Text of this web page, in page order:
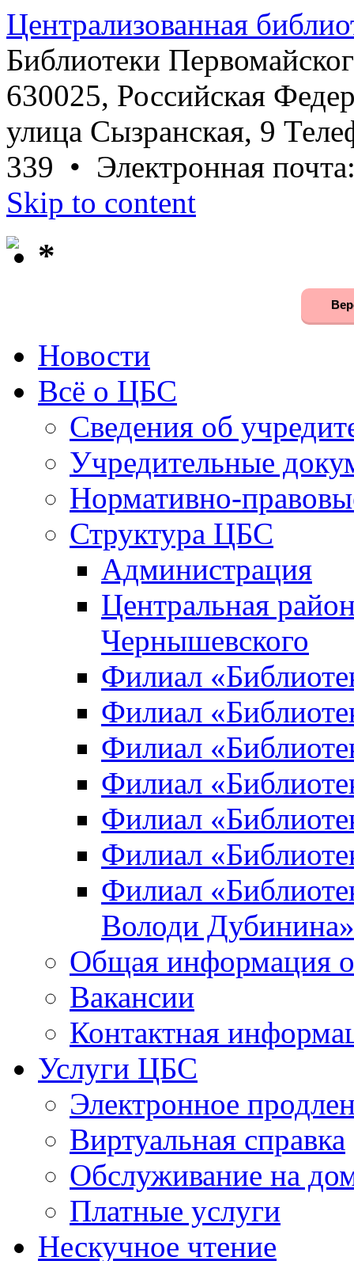
Централизованная
Библиотеки
630025, Российская
улица Сызранская, 9
339 • Электронная
Skip to content
*
Новости
Всё о ЦБС
Сведения об
Учредительные
Нормативно-
Структура ЦБС
Администрация
Центральная
Чернышевского
Филиал
Филиал
Филиал
Филиал
Филиал
Филиал
Филиал
Володи Дубинина»
Общая информация
Вакансии
Контактная
Услуги ЦБС
Электронное
Виртуальная справка
Обслуживание на
Платные услуги
Нескучное чтение